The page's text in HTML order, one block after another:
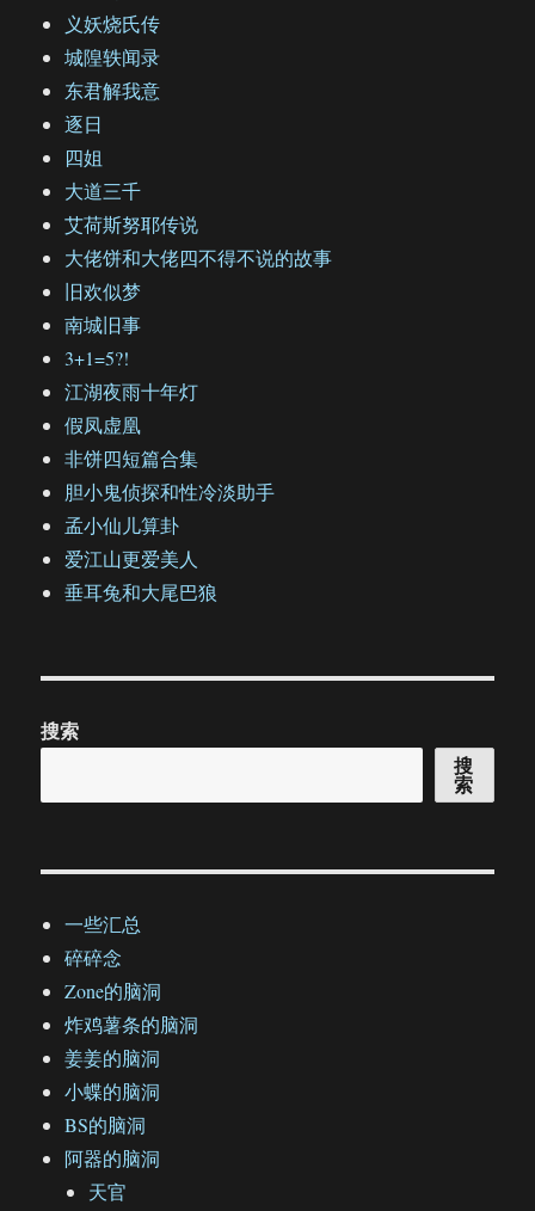
义妖烧氏传
城隍轶闻录
东君解我意
逐日
四姐
大道三千
艾荷斯努耶传说
大佬饼和大佬四不得不说的故事
旧欢似梦
南城旧事
3+1=5?!
江湖夜雨十年灯
假凤虚凰
非饼四短篇合集
胆小鬼侦探和性冷淡助手
孟小仙儿算卦
爱江山更爱美人
垂耳兔和大尾巴狼
搜索
搜
索
一些汇总
碎碎念
Zone的脑洞
炸鸡薯条的脑洞
姜姜的脑洞
小蝶的脑洞
BS的脑洞
阿器的脑洞
天官